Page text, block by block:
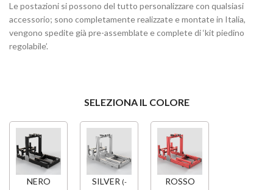
Le postazioni si possono del tutto personalizzare con qualsiasi
accessorio; sono completamente realizzate e montate in Italia,
vengono spedite già pre-assemblate e complete di ‘kit piedino
regolabile’.
SELEZIONA IL COLORE
NERO SILVER (-
ROSSO